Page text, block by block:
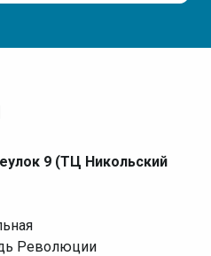
9 (ТЦ Никольский
Революции